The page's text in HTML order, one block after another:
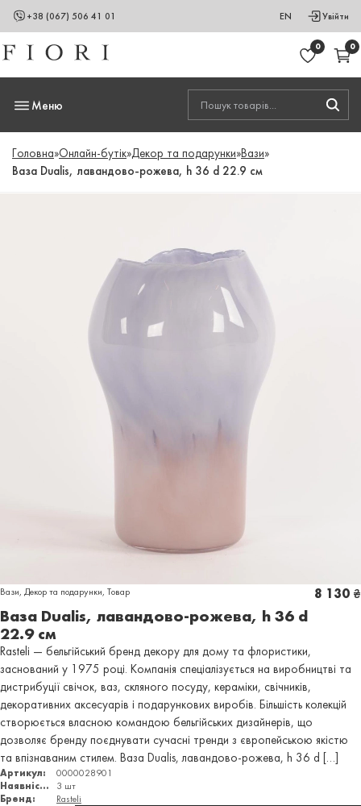
+38 (067) 506 41 01 EN Увійти
0 0
Меню
Головна»Онлайн-бутік»Декор та подарунки»Вази»
Ваза Dualis, лавандово-рожева, h 36 d 22.9 см
Вази, Декор та подарунки, Товар
Ваза Dualis, лавандово-рожева, h 36 d
22.9 см
8 130 ₴
Rasteli — бельгійський бренд декору для дому та флористики,
заснований у 1975 році. Компанія спеціалізується на виробництві та
дистрибуції свічок, ваз, скляного посуду, кераміки, свічників,
декоративних аксесуарів і подарункових виробів. Більшість колекцій
створюється власною командою бельгійських дизайнерів, що
дозволяє бренду поєднувати сучасні тренди з європейською якістю
та впізнаваним стилем. Ваза Dualis, лавандово-рожева, h 36 d […]
Артикул:
0000028901
Наявність:
3 шт
Бренд:
Rasteli